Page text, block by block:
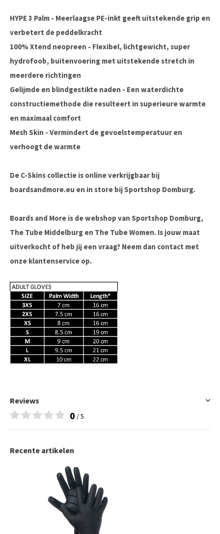
HYPE 3 Palm - Meerlaagse PE-inkt geeft uitstekende grip en
verbetert de peddelkracht
100% Xtend neopreen - Flexibel, lichtgewicht, super
hydrofoob, buitenvoering met uitstekende stretch in
meerdere richtingen
Gelijmde en blindgestikte naden - Een waterdichte
constructiemethode die resulteert in superieure warmte
en maximaal comfort
Mesh Skin - Vermindert de gevoelstemperatuur en
verhoogt de warmte
De C-Skins collectie is online verkrijgbaar bij
boardsandmore.eu en in store bij Sportshop Domburg.
Boards and More is de webshop van Sportshop Domburg,
The Tube Middelburg en The Tube Women. Is jouw maat
uitverkocht of heb jij een vraag? Neem dan contact met
onze klantenservice op.
Reviews
0 / 5
Recente artikelen